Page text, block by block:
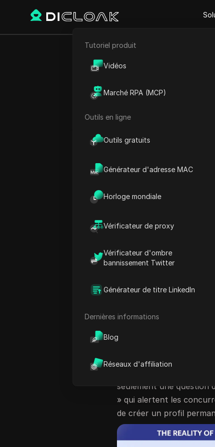
E-commerce
Tutoriel produit
Vidéos
Marché RPA (MCP)
Outils en ligne
Outils gratuits
Générateur d'adresse MAC
Horloge mondiale
Vérificateur de proxy
Vérificateur d'ombre
bannissement Twitter
Générateur de titre LinkedIn
Dernières informations
Blog
Réseaux d'affiliation
Retour
La réalité du «
Meta a passé des
d’Instagram, le
sophistiquée. Ce n’est
d’engagement. En
en diffusant des
Pour les praticiens —
recherches sur la
— ce mur représente un
seulement une question
» qui alertent les
de créer un profil